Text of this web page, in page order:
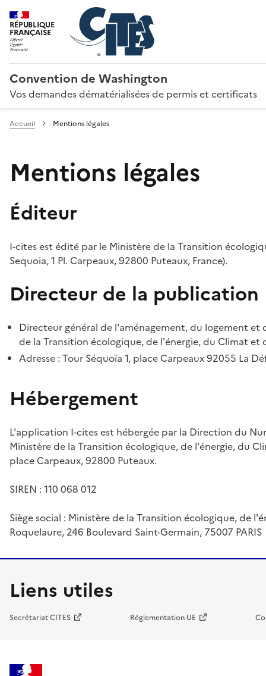
RÉPUBLIQUE
FRANÇAISE
Convention de Washington
Vos demandes dématérialisées de permis et certificats
Accueil Mentions légales
Mentions légales
Éditeur
I-cites est édité par le Ministère de la Transition
Sequoia, 1 Pl. Carpeaux, 92800 Puteaux, France).
Directeur de la publication
Directeur général de l'aménagement, du logement
de la Transition écologique, de l'énergie, du Climat et
Adresse : Tour Séquoïa 1, place Carpeaux 92055 La
Hébergement
L'application I-cites est hébergée par la Direction du
Ministère de la Transition écologique, de l'énergie, du
place Carpeaux, 92800 Puteaux.
SIREN : 110 068 012
Siège social : Ministère de la Transition écologique, de
Roquelaure, 246 Boulevard Saint-Germain, 75007 PARIS
Liens utiles
Secrétariat CITES Réglementation UE